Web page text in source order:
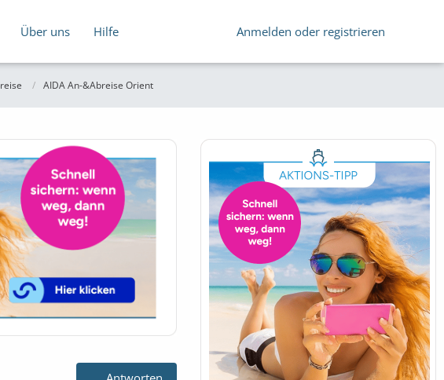
Über uns Hilfe Anmelden oder registrieren
AIDA An-&Abreise Orient